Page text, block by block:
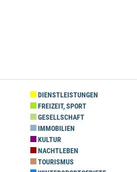
DIENSTLEISTUNGEN
FREIZEIT, SPORT
GESELLSCHAFT
IMMOBILIEN
KULTUR
NACHTLEBEN
TOURISMUS